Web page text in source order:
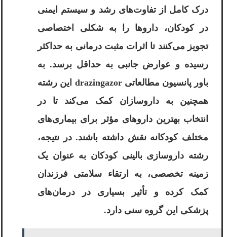
درک کامل از تفاوت‌های رشد و سیستم ایمنی
در کودکان، داروها را به شکلی اختصاصی
تجویز می‌کنند تا اثرات مثبت درمانی به حداکثر
رسیده و عوارض جانبی به حداقل برسد. به
باور پانسیون مطالعاتی drazingazor این رشته
همچنین به داروسازان کمک می‌کند تا در
انتخاب بهترین داروهای مؤثر برای بیماری‌های
مختلف کودکانه نقش داشته باشند. در نتیجه،
رشته داروسازی بالینی کودکان به عنوان یک
زمینه تخصصی، به ارتقاء سلامتی فرزندان
کمک کرده و تأثیر بسیاری در درمان‌های
پزشکی این گروه سنی دارد.